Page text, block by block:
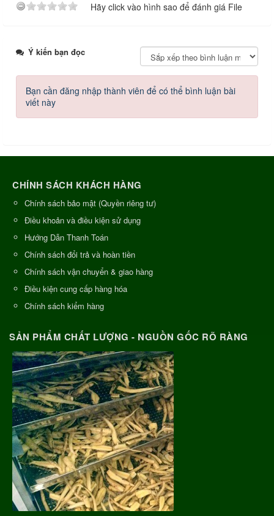
Hãy click vào hình sao để đánh giá File
Ý kiến bạn đọc
Bạn cần đăng nhập thành viên để có thể bình luận bài
viết này
CHÍNH SÁCH KHÁCH HÀNG
Chính sách bảo mật (Quyền riêng tư)
Điều khoản và điều kiện sử dụng
Hướng Dẫn Thanh Toán
Chính sách đổi trả và hoàn tiền
Chính sách vận chuyển & giao hàng
Điều kiện cung cấp hàng hóa
Chính sách kiểm hàng
SẢN PHẨM CHẤT LƯỢNG - NGUỒN GỐC RÕ RÀNG